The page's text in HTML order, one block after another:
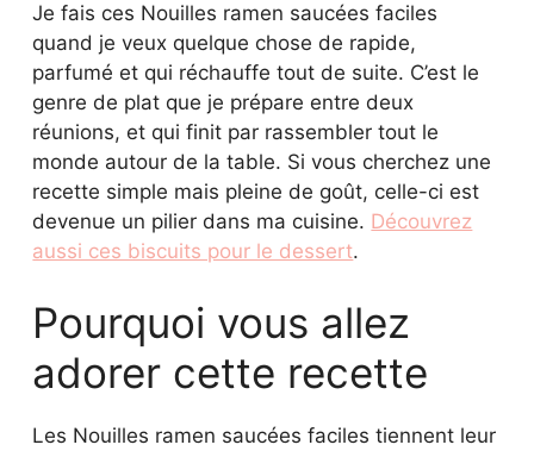
Je fais ces Nouilles ramen saucées faciles
quand je veux quelque chose de rapide,
parfumé et qui réchauffe tout de suite. C’est le
genre de plat que je prépare entre deux
réunions, et qui finit par rassembler tout le
monde autour de la table. Si vous cherchez une
recette simple mais pleine de goût, celle-ci est
devenue un pilier dans ma cuisine. Découvrez
aussi ces biscuits pour le dessert.
Pourquoi vous allez
adorer cette recette
Les Nouilles ramen saucées faciles tiennent leur